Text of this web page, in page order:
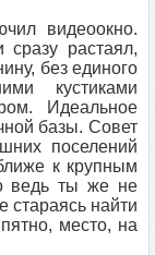
видеоокно.
растаял,
без единого
кустиками
Идеальное
базы. Совет
поселений
к крупным
ведь ты же не
стараясь найти
место, на